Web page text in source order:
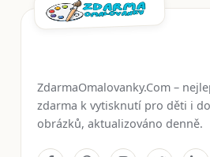
ZdarmaOmalovanky.Com –
zdarma k vytisknutí pro děti i
obrázků, aktualizováno denně.